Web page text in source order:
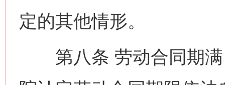
定的其他情形。
第八条 劳动合同期满